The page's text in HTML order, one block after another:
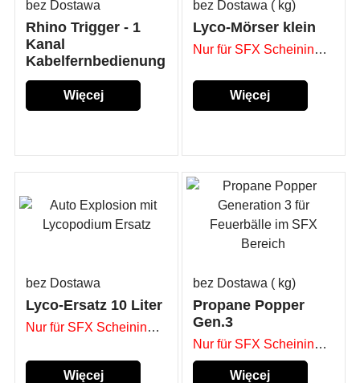
bez Dostawa
Rhino Trigger - 1
Kanal
Kabelfernbedienung
Więcej
bez Dostawa kg
Lyco-Mörser klein
Nur für SFX Scheininhaber
Więcej
bez Dostawa
Lyco-Ersatz 10 Liter
Nur für SFX Scheininhaber
Więcej
bez Dostawa kg
Propane Popper
Gen.3
Nur für SFX Scheininhaber
Więcej